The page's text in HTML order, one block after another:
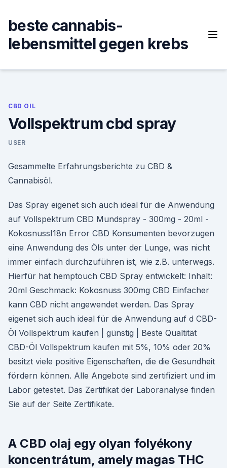
content
beste cannabis-
lebensmittel gegen krebs
CBD OIL
Vollspektrum cbd spray
USER
Gesammelte Erfahrungsberichte zu CBD &
Cannabisöl.
Das Spray eigenet sich auch ideal für die Anwendung
auf Vollspektrum CBD Mundspray - 300mg - 20ml -
KokosnussI18n Error CBD Konsumenten bevorzugen
eine Anwendung des Öls unter der Lunge, was nicht
immer einfach durchzuführen ist, wie z.B. unterwegs.
Hierfür hat hemptouch CBD Spray entwickelt: Inhalt:
20ml Geschmack: Kokosnuss 300mg CBD Einfacher
kann CBD nicht angewendet werden. Das Spray
eigenet sich auch ideal für die Anwendung auf d CBD-
Öl Vollspektrum kaufen | günstig | Beste Qualtität
CBD-Öl Vollspektrum kaufen mit 5%, 10% oder 20%
besitzt viele positive Eigenschaften, die die Gesundheit
fördern können. Alle Angebote sind zertifiziert und im
Labor getestet. Das Zertifikat der Laboranalyse finden
Sie auf der Seite Zertifikate.
A CBD olaj egy olyan folyékony
koncentrátum, amely magas THC